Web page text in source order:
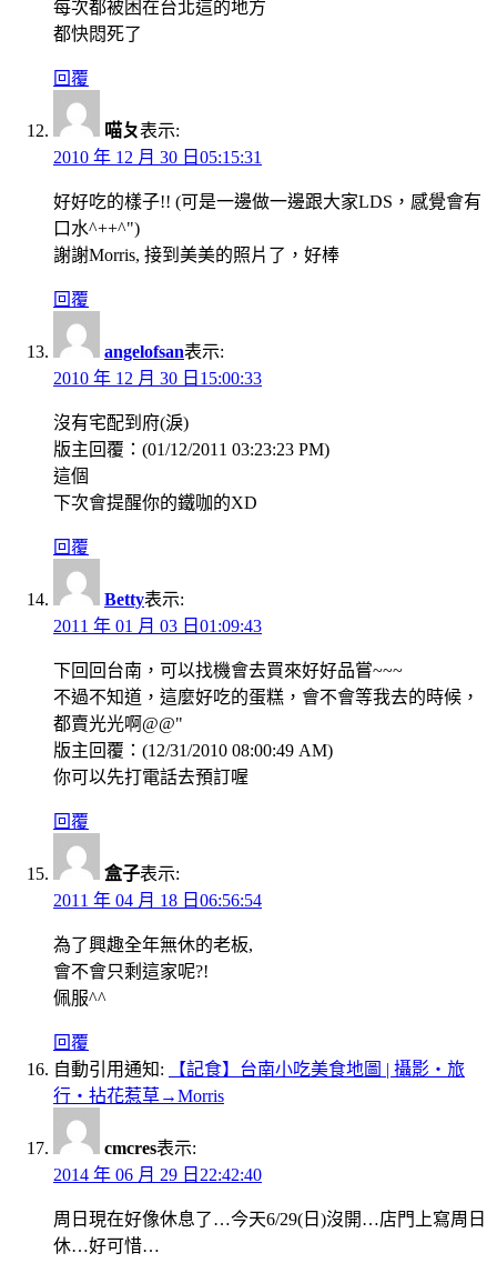
每次都被困在台北這的地方
都快悶死了
回覆
喵ㄆ表示:
2010 年 12 月 30 日05:15:31
好好吃的樣子!! (可是一邊做一邊跟大家LDS，感覺會有
口水^++^")
謝謝Morris, 接到美美的照片了，好棒
回覆
angelofsan表示:
2010 年 12 月 30 日15:00:33
沒有宅配到府(淚)
版主回覆：(01/12/2011 03:23:23 PM)
這個
下次會提醒你的鐵咖的XD
回覆
Betty表示:
2011 年 01 月 03 日01:09:43
下回回台南，可以找機會去買來好好品嘗~~~
不過不知道，這麼好吃的蛋糕，會不會等我去的時候，
都賣光光啊@@"
版主回覆：(12/31/2010 08:00:49 AM)
你可以先打電話去預訂喔
回覆
盒子表示:
2011 年 04 月 18 日06:56:54
為了興趣全年無休的老板,
會不會只剩這家呢?!
佩服^^
回覆
自動引用通知:
【記食】台南小吃美食地圖 | 攝影‧旅
行‧拈花惹草→Morris
cmcres表示:
2014 年 06 月 29 日22:42:40
周日現在好像休息了…今天6/29(日)沒開…店門上寫周日
休…好可惜…